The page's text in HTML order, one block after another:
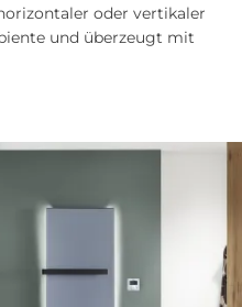
oder ver­tika­ler
und über­zeugt mit